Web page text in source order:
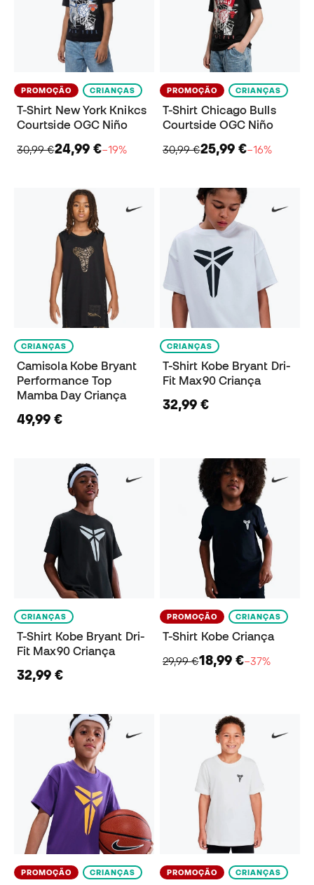
PROMOÇÃO CRIANÇAS
T-Shirt New York Knikcs
Courtside OGC Niño
30,99 €24,99 €−19%
PROMOÇÃO CRIANÇAS
T-Shirt Chicago Bulls
Courtside OGC Niño
30,99 €25,99 €−16%
CRIANÇAS
Camisola Kobe Bryant
Performance Top
Mamba Day Criança
49,99 €
CRIANÇAS
T-Shirt Kobe Bryant Dri-
Fit Max90 Criança
32,99 €
CRIANÇAS
T-Shirt Kobe Bryant Dri-
Fit Max90 Criança
32,99 €
PROMOÇÃO CRIANÇAS
T-Shirt Kobe Criança
29,99 €18,99 €−37%
PROMOÇÃO CRIANÇAS PROMOÇÃO CRIANÇAS